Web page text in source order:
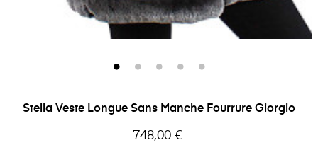
Stella Veste Longue Sans Manche Fourrure Giorgio
Prix
748,00 €